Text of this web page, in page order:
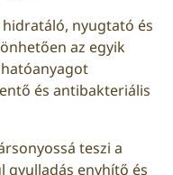
nyugtató és
az egyik
és antibakteriális
teszi a
gyulladás enyhítő és